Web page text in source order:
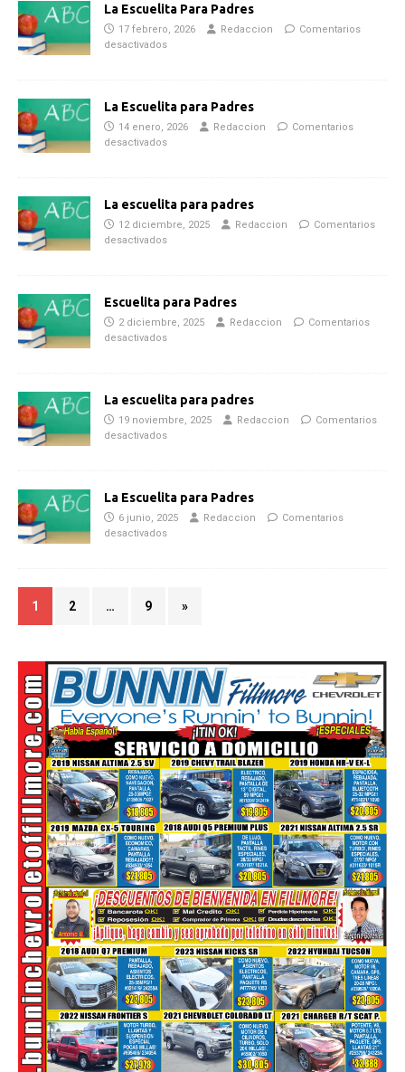
La Escuelita Para Padres
17 febrero, 2026 Redaccion
Comentarios
desactivados
La Escuelita para Padres
14 enero, 2026 Redaccion
Comentarios
desactivados
La escuelita para padres
12 diciembre, 2025 Redaccion
Comentarios
desactivados
Escuelita para Padres
2 diciembre, 2025 Redaccion
Comentarios
desactivados
La escuelita para padres
19 noviembre, 2025 Redaccion
Comentarios
desactivados
La Escuelita para Padres
6 junio, 2025 Redaccion
Comentarios
desactivados
1 2 … 9 »